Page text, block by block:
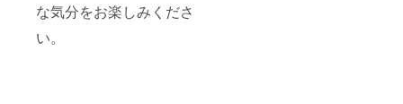
な気分をお楽しみくださ
い。